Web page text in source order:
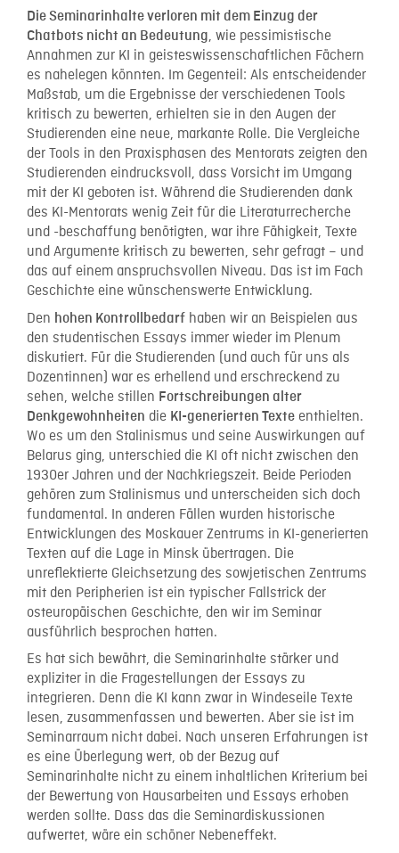
Die Seminarinhalte verloren mit dem Einzug der
Chatbots nicht an Bedeutung, wie pessimistische
Annahmen zur KI in geisteswissenschaftlichen Fächern
es nahelegen könnten. Im Gegenteil: Als entscheidender
Maßstab, um die Ergebnisse der verschiedenen Tools
kritisch zu bewerten, erhielten sie in den Augen der
Studierenden eine neue, markante Rolle. Die Vergleiche
der Tools in den Praxisphasen des Mentorats zeigten den
Studierenden eindrucksvoll, dass Vorsicht im Umgang
mit der KI geboten ist. Während die Studierenden dank
des KI-Mentorats wenig Zeit für die Literaturrecherche
und -beschaffung benötigten, war ihre Fähigkeit, Texte
und Argumente kritisch zu bewerten, sehr gefragt – und
das auf einem anspruchsvollen Niveau. Das ist im Fach
Geschichte eine wünschenswerte Entwicklung.
Den hohen Kontrollbedarf haben wir an Beispielen aus
den studentischen Essays immer wieder im Plenum
diskutiert. Für die Studierenden (und auch für uns als
Dozentinnen) war es erhellend und erschreckend zu
sehen, welche stillen Fortschreibungen alter
Denkgewohnheiten die KI-generierten Texte enthielten.
Wo es um den Stalinismus und seine Auswirkungen auf
Belarus ging, unterschied die KI oft nicht zwischen den
1930er Jahren und der Nachkriegszeit. Beide Perioden
gehören zum Stalinismus und unterscheiden sich doch
fundamental. In anderen Fällen wurden historische
Entwicklungen des Moskauer Zentrums in KI-generierten
Texten auf die Lage in Minsk übertragen. Die
unreflektierte Gleichsetzung des sowjetischen Zentrums
mit den Peripherien ist ein typischer Fallstrick der
osteuropäischen Geschichte, den wir im Seminar
ausführlich besprochen hatten.
Es hat sich bewährt, die Seminarinhalte stärker und
expliziter in die Fragestellungen der Essays zu
integrieren. Denn die KI kann zwar in Windeseile Texte
lesen, zusammenfassen und bewerten. Aber sie ist im
Seminarraum nicht dabei. Nach unseren Erfahrungen ist
es eine Überlegung wert, ob der Bezug auf
Seminarinhalte nicht zu einem inhaltlichen Kriterium bei
der Bewertung von Hausarbeiten und Essays erhoben
werden sollte. Dass das die Seminardiskussionen
aufwertet, wäre ein schöner Nebeneffekt.